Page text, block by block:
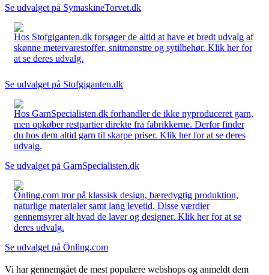
Se udvalget på SymaskineTorvet.dk
Hos Stofgiganten.dk forsøger de altid at have et bredt udvalg af
skønne metervarestoffer, snitmønstre og sytilbehør. Klik her for
at se deres udvalg.
Se udvalget på Stofgiganten.dk
Hos GarnSpecialisten.dk forhandler de ikke nyproduceret garn,
men opkøber restpartier direkte fra fabrikkerne. Derfor finder
du hos dem altid garn til skarpe priser. Klik her for at se deres
udvalg.
Se udvalget på GarnSpecialisten.dk
Önling.com tror på klassisk design, bæredygtig produktion,
naturlige materialer samt lang levetid. Disse værdier
gennemsyrer alt hvad de laver og designer. Klik her for at se
deres udvalg.
Se udvalget på Önling.com
Vi har gennemgået de mest populære webshops og anmeldt dem